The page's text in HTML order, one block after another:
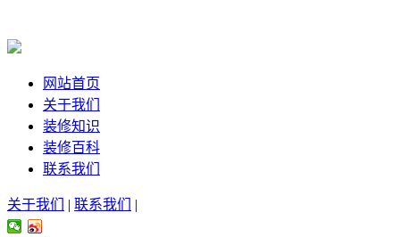
网站首页
关于我们
装修知识
装修百科
联系我们
关于我们 | 联系我们 |